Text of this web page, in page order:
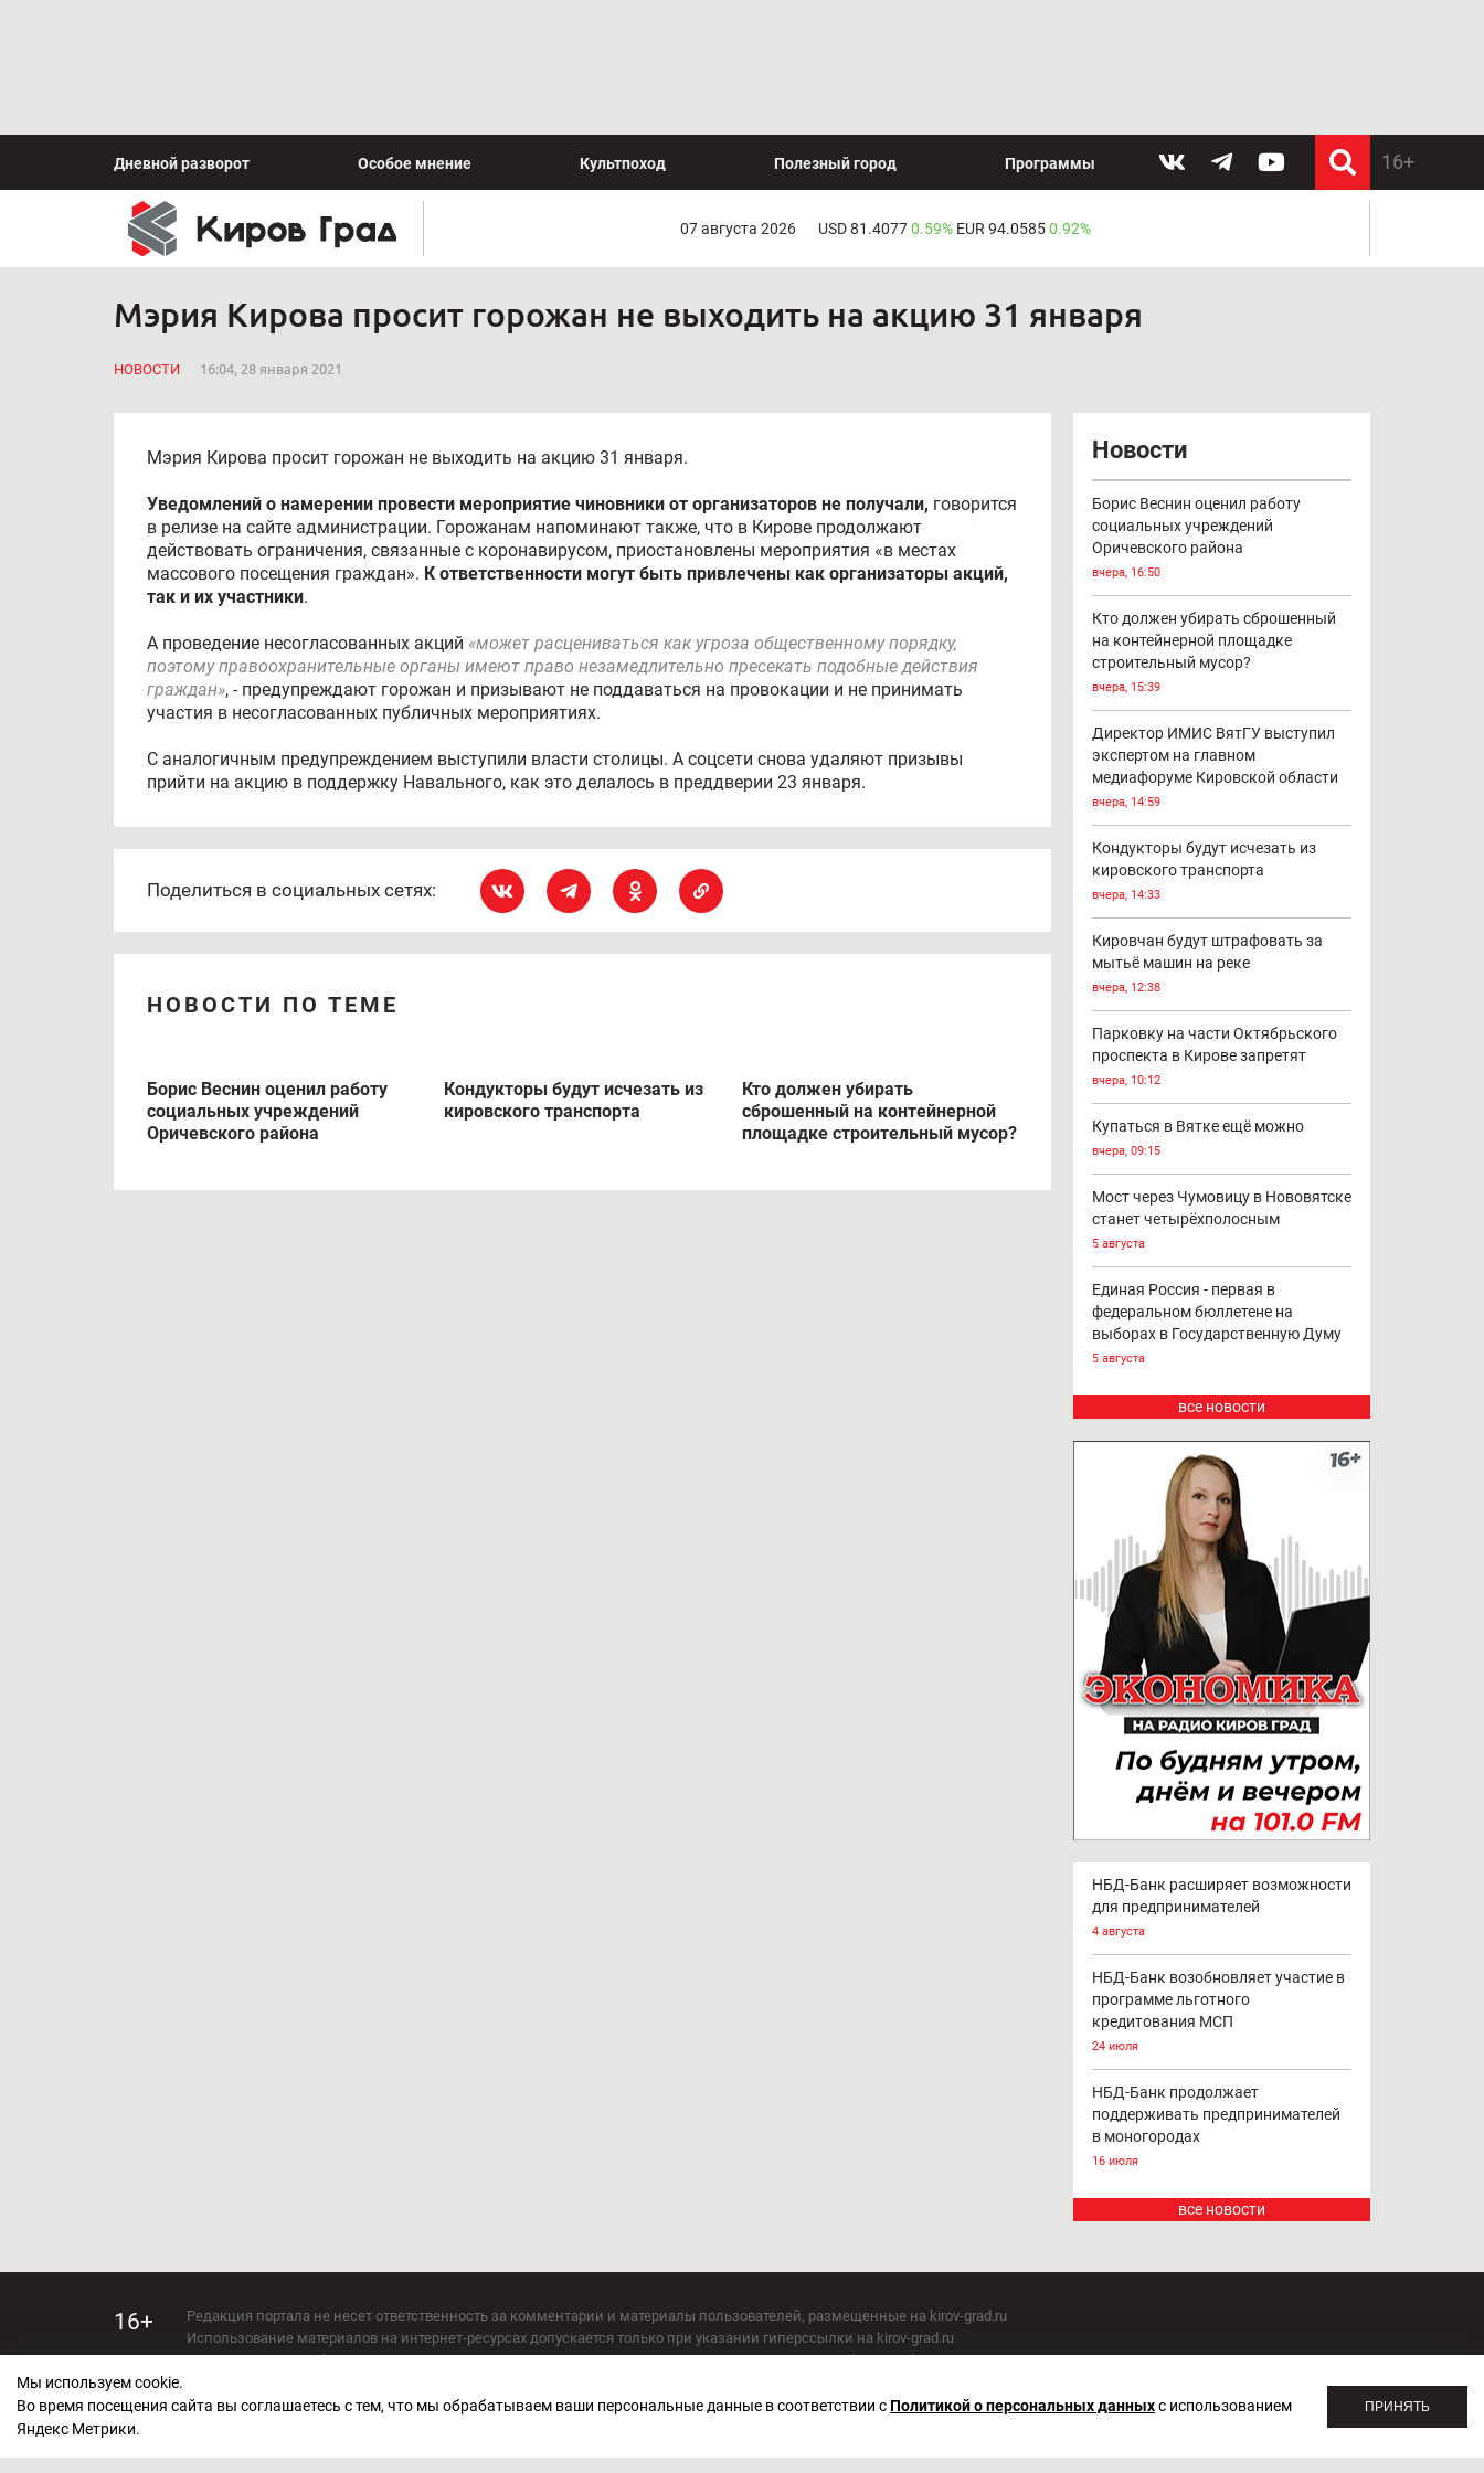
Дневной разворот Особое мнение Культпоход Полезный город Программы
07 августа 2026 USD 81.40770.59% EUR 94.05850.92%
Мэрия Кирова просит горожан не выходить на акцию 31 января
НОВОСТИ 16:04, 28 января 2021
Мэрия Кирова просит горожан не выходить на акцию 31 января.
Уведомлений о намерении провести мероприятие чиновники от организаторов не получали, говорится
в релизе на сайте администрации. Горожанам напоминают также, что в Кирове продолжают
действовать ограничения, связанные с коронавирусом, приостановлены мероприятия «в местах
массового посещения граждан». К ответственности могут быть привлечены как организаторы акций,
так и их участники.
А проведение несогласованных акций «может расцениваться как угроза общественному порядку,
поэтому правоохранительные органы имеют право незамедлительно пресекать подобные действия
граждан», - предупреждают горожан и призывают не поддаваться на провокации и не принимать
участия в несогласованных публичных мероприятиях.
С аналогичным предупреждением выступили власти столицы. А соцсети снова удаляют призывы
прийти на акцию в поддержку Навального, как это делалось в преддверии 23 января.
Поделиться в социальных сетях:
НОВОСТИ ПО ТЕМЕ
Борис Веснин оценил работу
социальных учреждений
Оричевского района
Кондукторы будут исчезать из
кировского транспорта
Кто должен убирать
сброшенный на контейнерной
площадке строительный мусор?
Новости
Борис Веснин оценил работу
социальных учреждений
Оричевского района
вчера, 16:50
Кто должен убирать сброшенный
на контейнерной площадке
строительный мусор?
вчера, 15:39
Директор ИМИС ВятГУ выступил
экспертом на главном
медиафоруме Кировской области
вчера, 14:59
Кондукторы будут исчезать из
кировского транспорта
вчера, 14:33
Кировчан будут штрафовать за
мытьё машин на реке
вчера, 12:38
Парковку на части Октябрьского
проспекта в Кирове запретят
вчера, 10:12
Купаться в Вятке ещё можно
вчера, 09:15
Мост через Чумовицу в Нововятске
станет четырёхполосным
5 августа
Единая Россия - первая в
федеральном бюллетене на
выборах в Государственную Думу
5 августа
все новости
НБД-Банк расширяет возможности
для предпринимателей
4 августа
НБД-Банк возобновляет участие в
программе льготного
кредитования МСП
24 июля
НБД-Банк продолжает
поддерживать предпринимателей
в моногородах
16 июля
все новости
16+
Редакция портала не несет ответственность за комментарии и материалы пользователей, размещенные на kirov-grad.ru
Использование материалов на интернет-ресурсах допускается только при указании гиперссылки на kirov-grad.ru
Использование любых материалов настоящего СМИ допускается только при указании на ресурс: kirov-grad.ru
СМИ зарегистрировано Федеральной службой по надзору в сфере связи, информационных технологий и массовых коммуникаций 20.07.2018. Регистрационный номер ЭЛ №
Мы используем cookie.
Во время посещения сайта вы соглашаетесь с тем, что мы обрабатываем ваши персональные данные в соответствии сПолитикой о персональных данныхс использованием
Яндекс Метрики.
ПРИНЯТЬ